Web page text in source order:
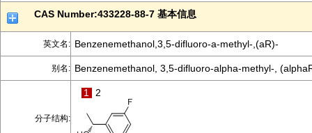
CAS Number:433228-88-7 基本信息
英文名: Benzenemethanol,3,5-difluoro-a-methyl-,(aR)-
别名: Benzenemethanol, 3,5-difluoro-alpha-methyl-,
分子结构:
1 2